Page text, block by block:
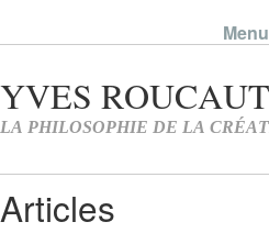
Menu
Skip to
Articles